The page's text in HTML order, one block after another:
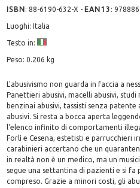
ISBN:88-6190-632-X - EAN13 :
Luoghi: Italia
Testo in:
Peso: 0.206 kg
L'abusivismo non guarda in faccia a
Panettieri abusivi, macelli abusivi, studi
benzinai abusivi, tassisti senza
abusivi. Si resta a bocca aperta
l'elenco infinito di comportamenti
Forlì e Cesena, estetisti e parrucchieri
carabinieri accertano che un
in realtà non è un medico, ma un
segue una settantina di pazienti e si
compreso. Grazie a minori costi, gli